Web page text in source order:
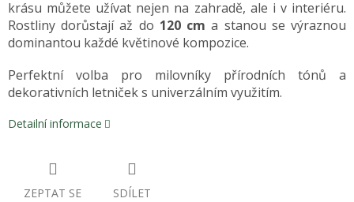
krásu můžete užívat nejen na zahradě, ale i v interiéru.
Rostliny dorůstají až do 120 cm a stanou se výraznou
dominantou každé květinové kompozice.
Perfektní volba pro milovníky přírodních tónů a
dekorativních letniček s univerzálním využitím.
Detailní informace
ZEPTAT SE SDÍLET